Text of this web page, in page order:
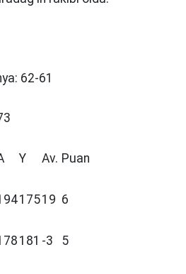
62-61
Y Av. Puan
17519 6
181 -3 5